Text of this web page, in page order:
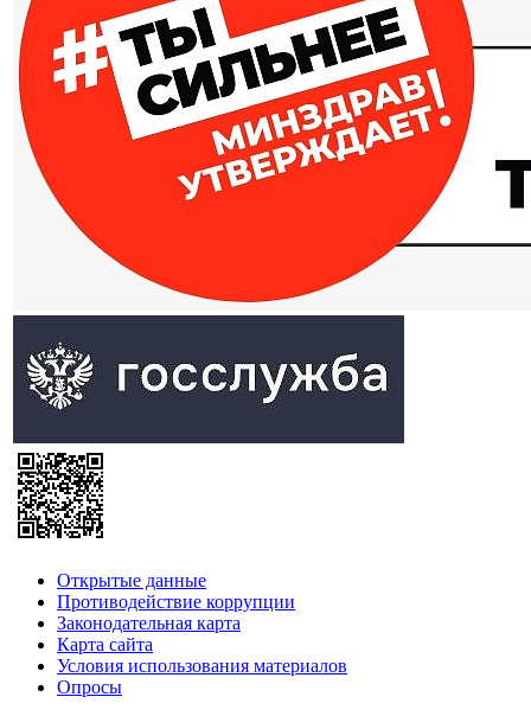
Открытые данные
Противодействие коррупции
Законодательная карта
Карта сайта
Условия использования материалов
Опросы